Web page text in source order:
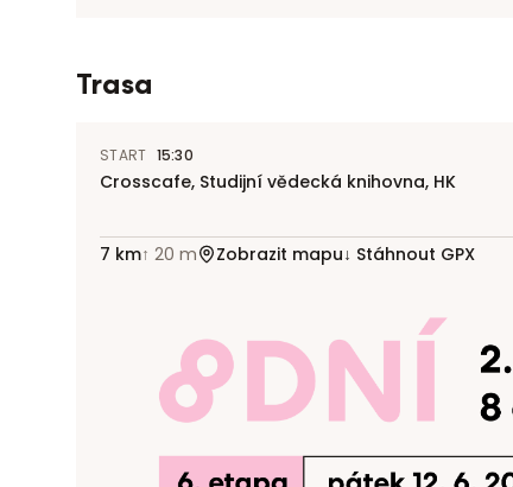
Trasa
START 15:30
Crosscafe, Studijní vědecká knihovna, HK
7 km↑ 20 m Zobrazit mapu↓ Stáhnout GPX